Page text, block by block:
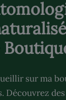
sur ma
Découvrez